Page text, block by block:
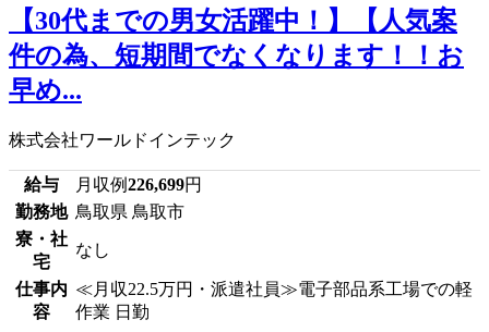
【30代までの男女活躍中！】【人気案
件の為、短期間でなくなります！！お
早め...
株式会社ワールドインテック
給与 月収例226,699円
勤務地 鳥取県 鳥取市
寮・社
宅
なし
仕事内
容
≪月収22.5万円・派遣社員≫電子部品系工場での軽
作業 日勤